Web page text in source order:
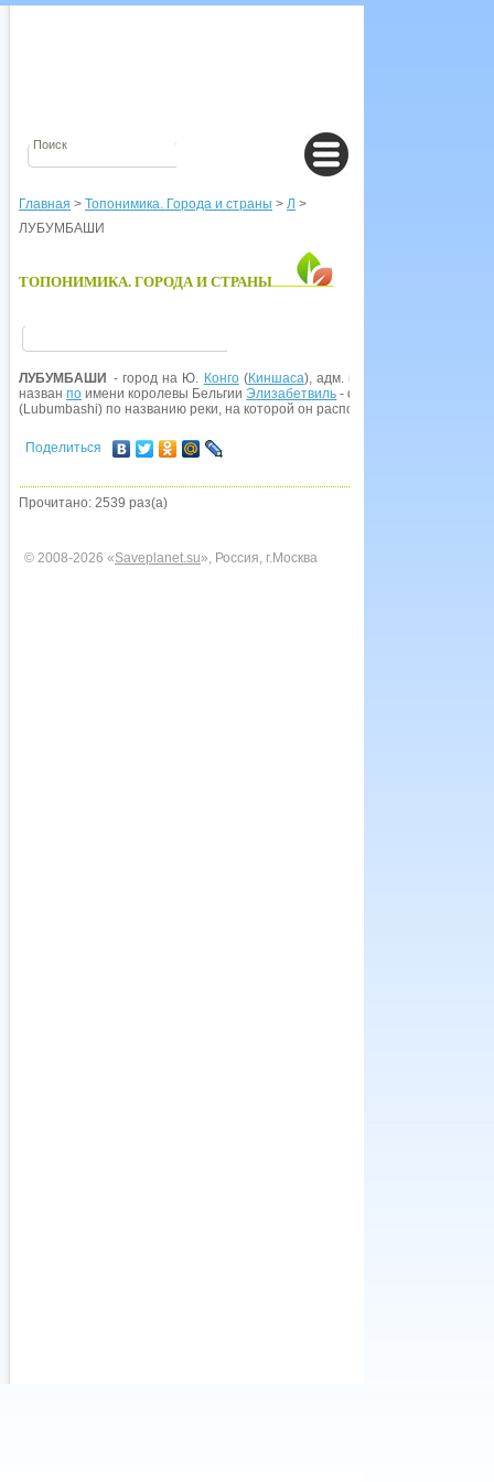
Главная > Топонимика. Города и страны > Л >
ЛУБУМБАШИ
ТОПОНИМИКА. ГОРОДА И СТРАНЫ
ЛУБУМБАШИ - город на Ю. Конго(Киншаса), адм. ц. обл.
названпо имени королевы БельгииЭлизабетвиль - франц. 'город
(Lubumbashi) по названию реки, на которой он расположен.
Поделиться
Прочитано: 2539 раз(а)
© 2008-2026 «Saveplanet.su», Россия, г.Москва